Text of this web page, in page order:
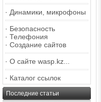
· Динамики, микрофоны
· Безопасность
· Телефония
· Создание сайтов
· О сайте wasp.kz...
· Каталог ссылок
Последние статьи